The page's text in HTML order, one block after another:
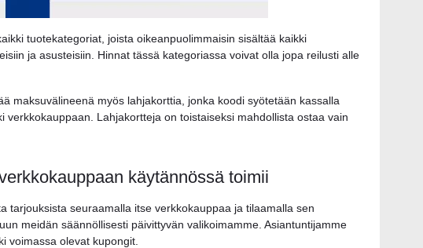
tuotekategoriat, joista oikeanpuolimmaisin sisältää kaikki
ja asusteisiin. Hinnat tässä kategoriassa voivat olla jopa reilusti alle
maksuvälineenä myös lahjakorttia, jonka koodi syötetään kassalla
verkkokauppaan. Lahjakortteja on toistaiseksi mahdollista ostaa vain
käytännössä toimii
tarjouksista seuraamalla itse verkkokauppaa ja tilaamalla sen
meidän säännöllisesti päivittyvän valikoimamme. Asiantuntijamme
voimassa olevat kupongit.